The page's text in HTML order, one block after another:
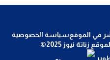
في الموقعسياسة الخصوصية
نيوز 2025©